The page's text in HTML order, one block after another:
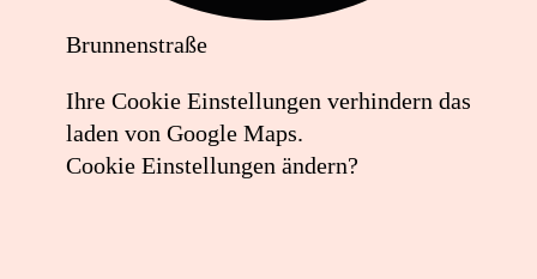
Brunnenstraße
Lageplan:
Schuh-
Ihre Cookie Einstellungen verhindern das
laden von Google Maps.
Cookie Einstellungen ändern?